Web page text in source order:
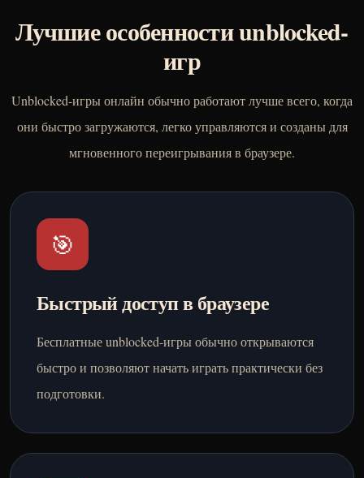
Лучшие особенности unblocked-
игр
Unblocked-игры онлайн обычно работают лучше всего, когда
они быстро загружаются, легко управляются и созданы для
мгновенного переигрывания в браузере.
🎯
Быстрый доступ в браузере
Бесплатные unblocked-игры обычно открываются
быстро и позволяют начать играть практически без
подготовки.